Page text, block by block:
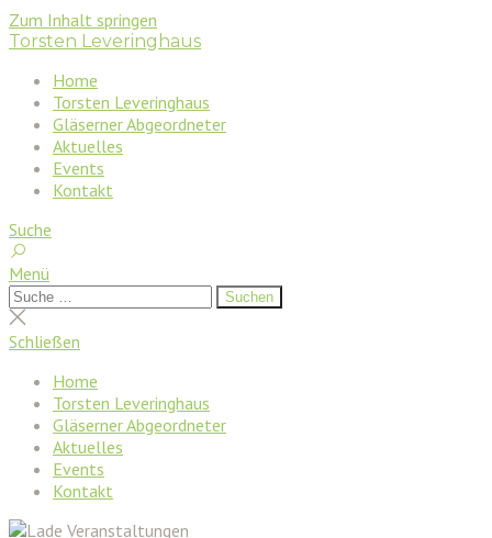
Zum Inhalt springen
Torsten Leveringhaus
Home
Torsten Leveringhaus
Gläserner Abgeordneter
Aktuelles
Events
Kontakt
Suche
Menü
Suchen
nach:
Suchen
Suche
schließen
Schließen
Home
Torsten Leveringhaus
Gläserner Abgeordneter
Aktuelles
Events
Kontakt